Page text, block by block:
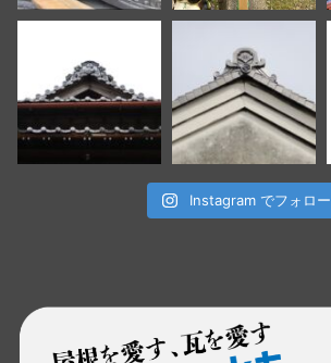
Instagram でフォロー